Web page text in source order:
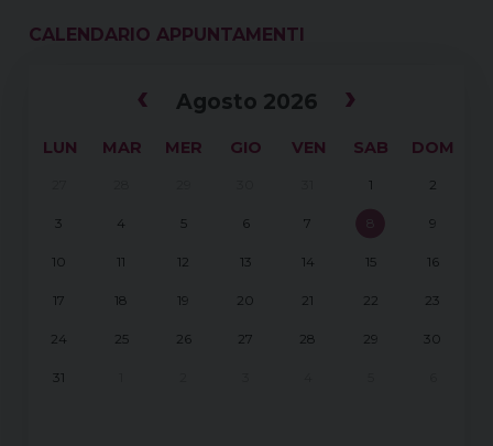
CALENDARIO APPUNTAMENTI
‹ Agosto 2026 ›
LUN MAR MER GIO VEN SAB DOM
1 2
3 4 5 6 7 8 9
10 11 12 13 14 15 16
17 18 19 20 21 22 23
24 25 26 27 28 29 30
31